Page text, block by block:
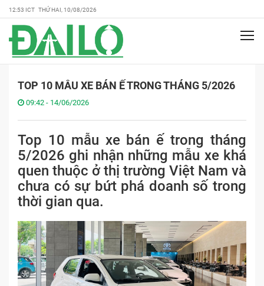
12:53 ICT THỨ HAI, 10/08/2026
TOP 10 MẪU XE BÁN Ế TRONG THÁNG 5/2026
09:42 - 14/06/2026
Top 10 mẫu xe bán ế trong tháng
5/2026 ghi nhận những mẫu xe khá
quen thuộc ở thị trường Việt Nam và
chưa có sự bứt phá doanh số trong
thời gian qua.